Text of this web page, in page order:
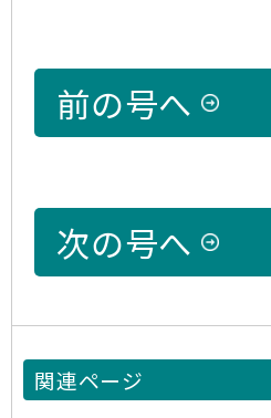
前の号へ
次の号へ
関連ページ